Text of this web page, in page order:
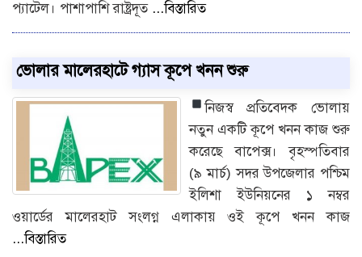
প্যাটেল। পাশাপাশি রাষ্ট্রদূত ...বিস্তারিত
ভোলার মালেরহাটে গ্যাস কূপে খনন শুরু
নিজস্ব প্রতিবেদক ভোলায়
নতুন একটি কূপে খনন কাজ শুরু
করেছে বাপেক্স। বৃহস্পতিবার
(৯ মার্চ) সদর উপজেলার পশ্চিম
ইলিশা ইউনিয়নের ১ নম্বর
ওয়ার্ডের মালেরহাট সংলগ্ন এলাকায় ওই কূপে খনন কাজ
...বিস্তারিত